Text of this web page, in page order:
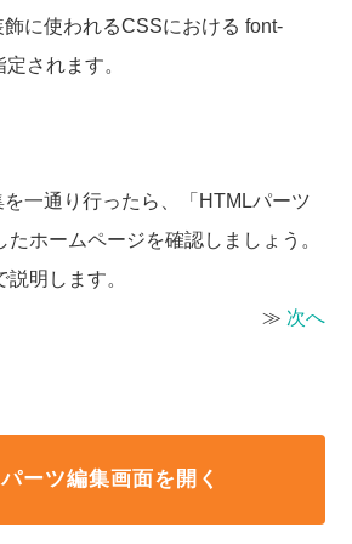
に使われるCSSにおける font-
されます。
一通り行ったら、「HTMLパーツ
ホームページを確認しましょう。
明します。
≫ 次へ
ーツ編集画面を開く